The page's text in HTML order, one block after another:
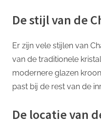
De stijl van de
Er zijn vele stijlen van
van de traditionele
modernere glazen
past bij de rest van de
De locatie van